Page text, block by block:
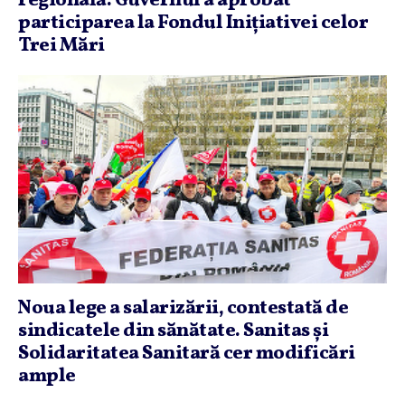
participarea la Fondul Iniţiativei celor
Trei Mări
Noua lege a salarizării, contestată de
sindicatele din sănătate. Sanitas şi
Solidaritatea Sanitară cer modificări
ample